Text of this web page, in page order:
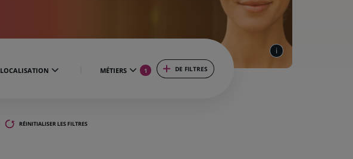
LOCALISATION MÉTIERS 1 DE FILTRES
RÉINITIALISER LES FILTRES